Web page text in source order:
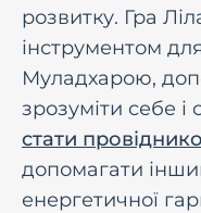
розвитку. Гра
інструментом
Муладхарою,
зрозуміти себе
стати
допомагати
енергетичної